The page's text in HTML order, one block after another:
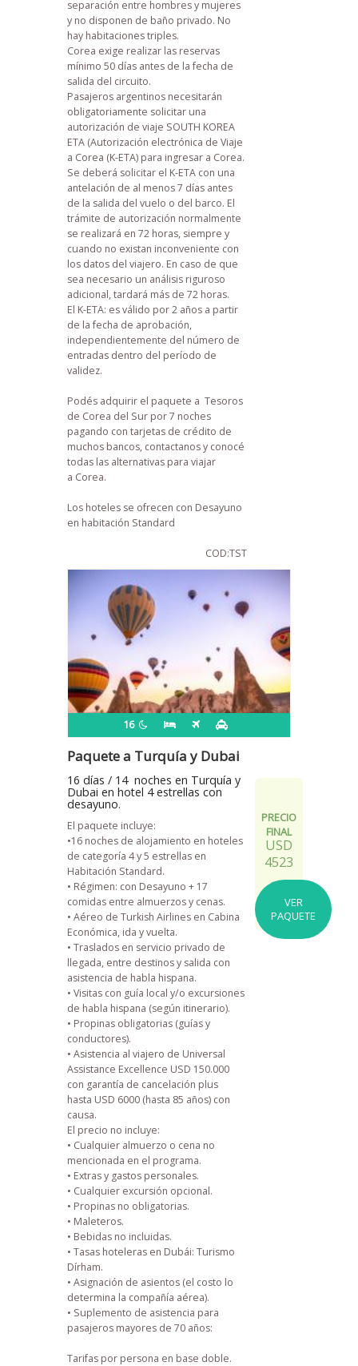
separación entre hombres y mujeres
y no disponen de baño privado. No
hay habitaciones triples.
Corea exige realizar las reservas
mínimo 50 días antes de la fecha de
salida del circuito.
Pasajeros argentinos necesitarán
obligatoriamente solicitar una
autorización de viaje SOUTH KOREA
ETA (Autorización electrónica de Viaje
a Corea (K-ETA) para ingresar a Corea.
Se deberá solicitar el K-ETA con una
antelación de al menos 7 días antes
de la salida del vuelo o del barco. El
trámite de autorización normalmente
se realizará en 72 horas, siempre y
cuando no existan inconveniente con
los datos del viajero. En caso de que
sea necesario un análisis riguroso
adicional, tardará más de 72 horas.
El K-ETA: es válido por 2 años a partir
de la fecha de aprobación,
independientemente del número de
entradas dentro del período de
validez.
Podés adquirir el paquete a Tesoros
de Corea del Sur por 7 noches
pagando con tarjetas de crédito de
muchos bancos, contactanos y conocé
todas las alternativas para viajar
a Corea.
Los hoteles se ofrecen con Desayuno
en habitación Standard
COD:TST
16
Paquete a Turquía y Dubai
16 días / 14 noches en Turquía y
Dubai en hotel 4 estrellas con
desayuno.
El paquete incluye:
•16 noches de alojamiento en hoteles
de categoría 4 y 5 estrellas en
Habitación Standard.
• Régimen: con Desayuno + 17
comidas entre almuerzos y cenas.
• Aéreo de Turkish Airlines en Cabina
Económica, ida y vuelta.
• Traslados en servicio privado de
llegada, entre destinos y salida con
asistencia de habla hispana.
• Visitas con guía local y/o excursiones
de habla hispana (según itinerario).
• Propinas obligatorias (guías y
conductores).
• Asistencia al viajero de Universal
Assistance Excellence USD 150.000
con garantía de cancelación plus
hasta USD 6000 (hasta 85 años) con
causa.
El precio no incluye:
• Cualquier almuerzo o cena no
mencionada en el programa.
• Extras y gastos personales.
• Cualquier excursión opcional.
• Propinas no obligatorias.
• Maleteros.
• Bebidas no incluidas.
• Tasas hoteleras en Dubái: Turismo
Dírham.
• Asignación de asientos (el costo lo
determina la compañía aérea).
• Suplemento de asistencia para
pasajeros mayores de 70 años:
Tarifas por persona en base doble.
PRECIO
FINAL
USD
4523
VER
PAQUETE